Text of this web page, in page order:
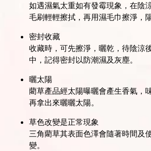
如遇濕氣太重如有發霉現象，在陰
毛刷輕輕擦拭，再用濕毛巾擦淨，
密封收藏
收藏時，可先擦淨，曬乾，待陰涼
中，記得密封以防潮濕及灰塵。
曬太陽
藺草產品經太陽曝曬會產生香氣，
再拿出來曬曬太陽。
草色改變是正常現象
三角藺草其表面色澤會隨著時間及
變。